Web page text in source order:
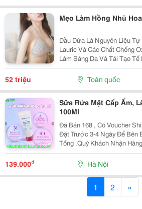
Mẹo Làm Hồng Nhũ
Dầu Dừa Là Nguyên Liệu
Lauric Và Các Chất Chống
Làm Sáng Da Và Tái Tạo
Cách, Dầu Dừa Có Thể Hỗ
Hồng Hào Hơn. Vậy, Làm
52 triệu Toàn quốc
Sữa Rửa Mặt Cấp Ẩm,
100Ml
Đã Bán 168 , Có Voucher Ship Đơn
Đặt Trước 3-4 Ngày Để Bên
Tổng .Quý Khách Nhận
Thanh Toán, Không Thì
Khách Nhắn Số Điện Thoại
139.000₫ Hà Nội
1 2 »